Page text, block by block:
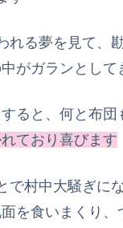
れる夢を見て、
がガランとして
ると、何と布
ており喜びます
で村中大騒ぎに
を食いまくり